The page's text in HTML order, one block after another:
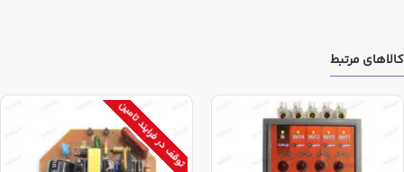
کالاهای مرتبط
توقف در فرایند تامین